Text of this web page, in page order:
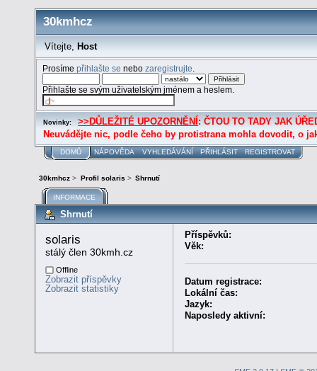
30kmhcz
Vítejte, Host
Prosímepřihlašte se nebozaregistrujte
Přihlašte se svým uživatelským jménem a heslem.
Novinky: >>DŮLEŽITÉ UPOZORNĚNÍ : ČTOU TO TADY JAK
Neuvádějte nic, podle čeho by protistrana mohla dovodit, o
DOMŮ NÁPOVĚDA VYHLEDÁVÁNÍ PŘIHLÁSIT REGISTROVAT
30kmhcz > Profil solaris > Shrnutí
INFORMACE
Shrnutí
solaris
stálý člen 30kmh.cz
Offline
Zobrazit příspěvky
Zobrazit statistiky
Příspěvků:
Věk:
Datum registrace:
Lokální čas:
Jazyk:
Naposledy aktivní: